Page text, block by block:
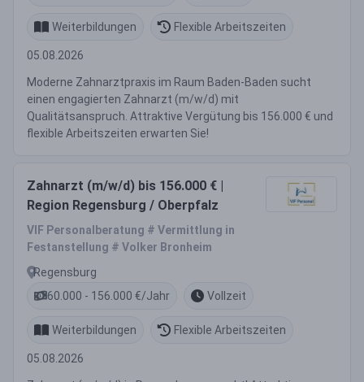
Weiterbildungen Flexible Arbeitszeiten
05.08.2026
Moderne Zahnarztpraxis im Raum Baden-Baden sucht
einen engagierten Zahnarzt (m/w/d) mit
Qualitätsanspruch. Attraktive Vergütung bis 156.000 € und
flexible Arbeitszeiten erwarten Sie!
Zahnarzt (m/w/d) bis 156.000 € |
Region Regensburg / Oberpfalz
VIF Personalberatung # Vermittlung in
Festanstellung # Volker Bronheim
Regensburg
60.000 - 156.000 €/Jahr
Vollzeit
Weiterbildungen Flexible Arbeitszeiten
05.08.2026